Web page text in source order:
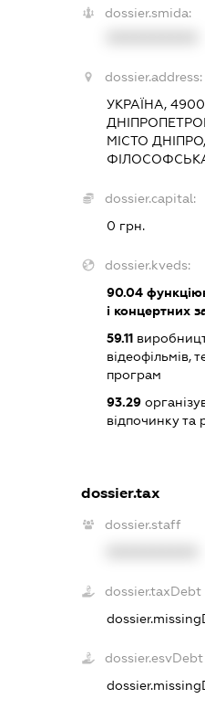
dossier.smida:
dossier.address:
УКРАЇНА,
МІСТО
dossier.capital:
0 грн.
dossier.kveds:
90.04
і концертних
59.11
відеофільмів,
програм
93.29
відпочинку та
dossier.tax
dossier.staff
dossier.taxDebt
dossier.esvDebt